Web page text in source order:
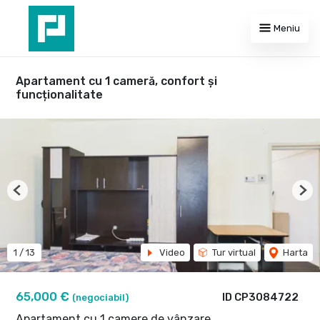
Meniu
Apartament cu 1 cameră, confort și
funcționalitate
ID CP3084722
65,000 € (negociabil)
1 / 13 Video Tur virtual Harta
Previous